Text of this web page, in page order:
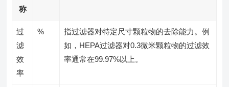
称
过
滤
效
率
%
指过滤器对特定尺寸颗粒物的去除能力。例
如，HEPA过滤器对0.3微米颗粒物的过滤效
率通常在99.97%以上。